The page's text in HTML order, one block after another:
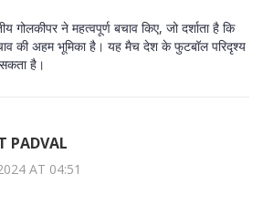
गोलकीपर ने महत्वपूर्ण बचाव किए, जो दर्शाता है कि
की अहम भूमिका है। यह मैच देश के फुटबॉल परिदृश्य
है।
PADVAL
AT 04:51